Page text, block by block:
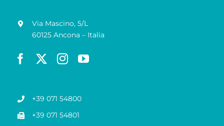
Via Mascino, 5/L
60125 Ancona – Italia
+39 071 54800
+39 071 54801